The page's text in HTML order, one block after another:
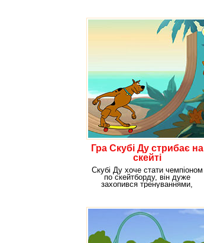
Гра Скубі Ду стрибає на
скейті
Скубі Ду хоче стати чемпіоном
по скейтборду, він дуже
захопився тренуваннями,